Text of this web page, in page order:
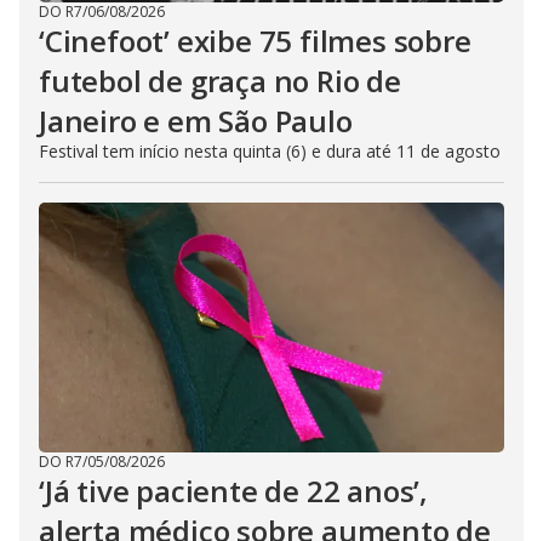
DO R7/06/08/2026
‘Cinefoot’ exibe 75 filmes sobre
futebol de graça no Rio de
Janeiro e em São Paulo
Festival tem início nesta quinta (6) e dura até 11 de agosto
DO R7/05/08/2026
‘Já tive paciente de 22 anos’,
alerta médico sobre aumento de